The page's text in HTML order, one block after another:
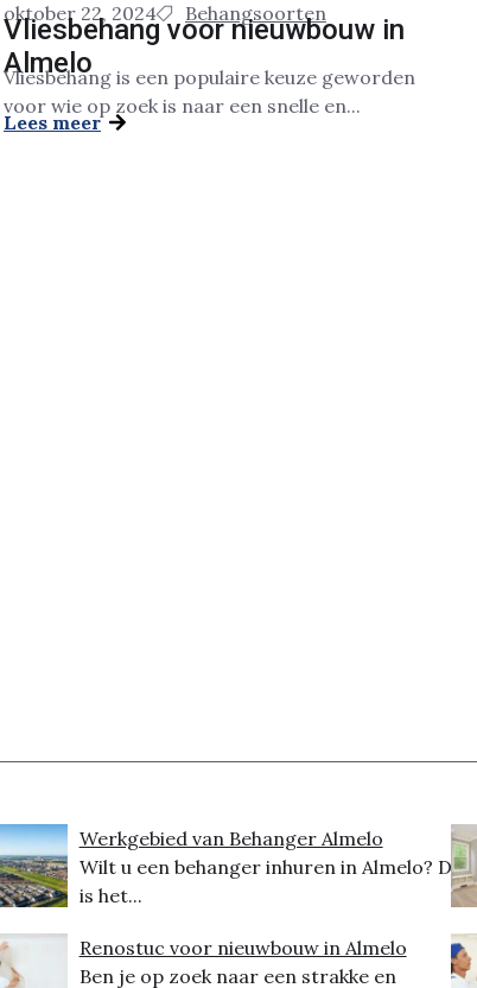
oktober 22, 2024 Behangsoorten
Vliesbehang voor nieuwbouw in
Almelo
Vliesbehang is een populaire keuze geworden
voor wie op zoek is naar een snelle en...
Lees meer
Werkgebied van Behanger Almelo
Wilt u een behanger inhuren in Almelo? Dit
is het...
Renostuc voor nieuwbouw in Almelo
Ben je op zoek naar een strakke en